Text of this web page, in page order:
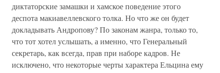
диктаторские замашки и хамское поведение этого
деспота макиавеллевского толка. Но что же он будет
докладывать Андропову? По законам жанра, только то,
что тот хотел услышать, а именно, что Генеральный
секретарь, как всегда, прав при наборе кадров. Не
исключено, что некоторые черты характера Ельцина ему